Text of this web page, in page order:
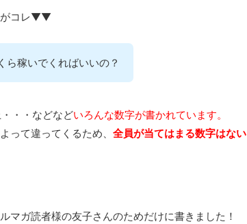
がコレ▼▼
ら稼いでくればいいの？
・・などなどいろんな数字が書かれています。
って違ってくるため、 全員が当てはまる数字はない
マガ読者様の友子さんのためだけに書きました！